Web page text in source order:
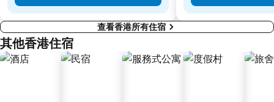
查看香港所有住宿
其他香港住宿